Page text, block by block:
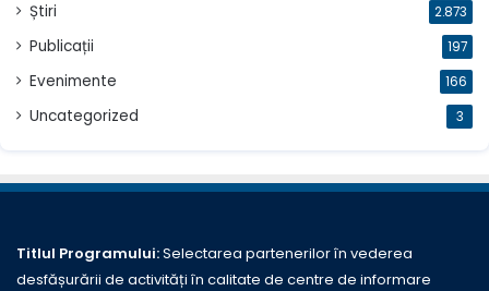
Știri 2.873
Publicații 197
Evenimente 166
Uncategorized 3
Titlul Programului:Selectarea partenerilor în vederea
desfășurării de activități în calitate de centre de informare